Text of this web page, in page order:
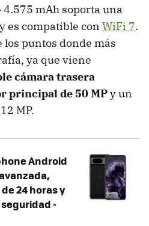
4.575 mAh soporta una
es compatible con WiFi 7.
los puntos donde más
ya que viene
cámara trasera
principal de 50 MPy un
MP.
Android
24 horas y
-